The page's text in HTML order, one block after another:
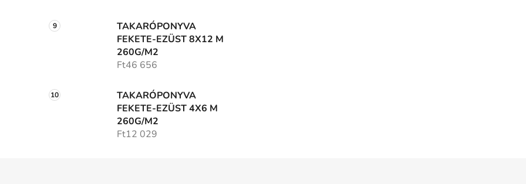
TAKARÓPONYVA
FEKETE-EZÜST 8X12 M
260G/M2
Ft46 656
TAKARÓPONYVA
FEKETE-EZÜST 4X6 M
260G/M2
Ft12 029